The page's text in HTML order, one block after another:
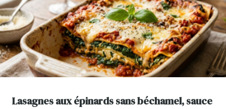
Lasagnes aux épinards sans béchamel, sauce